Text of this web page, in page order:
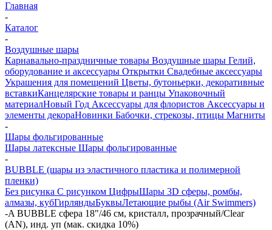
Главная
-
Каталог
-
Воздушные шары
Карнавально-праздничные товары Воздушные шары Гелий,
оборудование и аксессуары Открытки Свадебные аксессуары
Украшения для помещений Цветы, бутоньерки, декоративные
вставкиКанцелярские товары и ранцы Упаковочный
материалНовый Год Аксессуары для флористов Аксессуары и
элементы декораНовинки Бабочки, стрекозы, птицы Магниты
-
Шары фольгированные
Шары латексные Шары фольгированные
-
BUBBLE (шары из эластичного пластика и полимерной
пленки)
Без рисунка С рисунком ЦифрыШары 3D сферы, ромбы,
алмазы, кубГирляндыБуквыЛетающие рыбы (Air Swimmers)
-A BUBBLE сфера 18"/46 см, кристалл, прозрачный/Clear
(AN), инд. уп (мак. скидка 10%)